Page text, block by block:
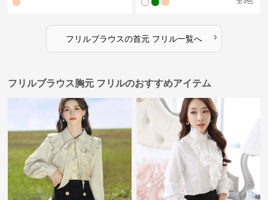
フリルブラウスの首元 フリル一覧へ ›
フリルブラウス胸元 フリルのおすすめアイテム